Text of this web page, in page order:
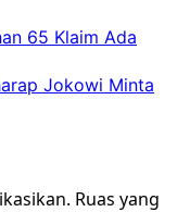
65 Klaim Ada
Jokowi Minta
Ruas yang